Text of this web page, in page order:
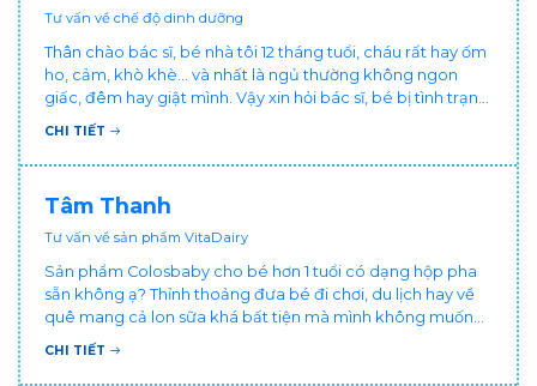
Tư vấn về chế độ dinh dưỡng
Thân chào bác sĩ, bé nhà tôi 12 tháng tuổi, cháu rất hay ốm
ho, cảm, khò khè... và nhất là ngủ thường không ngon
giấc, đêm hay giật mình. Vậy xin hỏi bác sĩ, bé bị tình trạng
vậy nên làm sao để con khỏe mạnh và ngủ ngon giấc hơn
chăm cháu hay ốm ạ?. Cảm ơn bác sĩ.
CHI TIẾT
Tâm Thanh
Tư vấn về sản phẩm VitaDairy
Sản phẩm Colosbaby cho bé hơn 1 tuổi có dạng hộp pha
sẵn không ạ? Thỉnh thoảng đưa bé đi chơi, du lịch hay về
quê mang cả lon sữa khá bất tiện mà mình không muốn
đổi cho bé dùng sữa tươi hộp khác sợ bé nạ sữa ảnh
CHI TIẾT